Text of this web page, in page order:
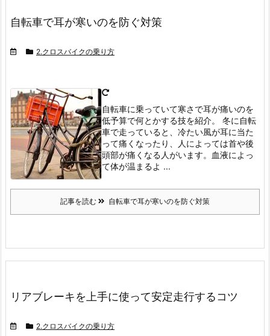
自転車で耳が寒いのを防ぐ対策
2.クロスバイクの乗り方
自転車に乗っていて寒さで耳が痛いのを
低予算で何とかする技を紹介。
冬に自転
車で走っていると、冷たい風が耳に当た
って痛くなったり、人によっては首や後
頭部が痛くなる人がいます。
血液によっ
て体が温まるよ ...
記事を読む 自転車で耳が寒いのを防ぐ対策
リアブレーキを上手に使って安定走行するコツ
2.クロスバイクの乗り方